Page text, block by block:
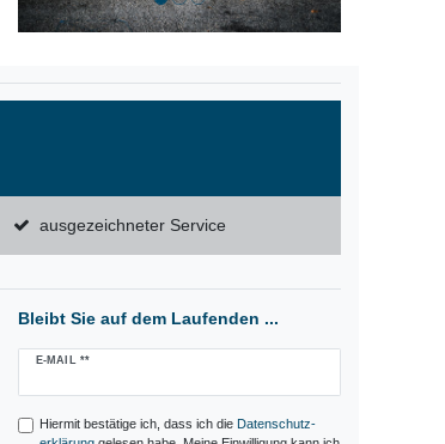
ausgezeichneter Service
Bleibt Sie auf dem Laufenden ...
E-MAIL **
Newsletter
Hiermit bestätige ich, dass ich die Daten­schutz­